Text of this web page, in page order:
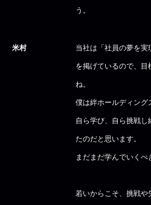
う。
米村 当社は「社員の夢を
を掲げているので、
ね。
僕は絆ホールディング
自ら学び、自ら挑戦し
たのだと思います。
まだまだ学んでいく
若いからこそ、挑戦や